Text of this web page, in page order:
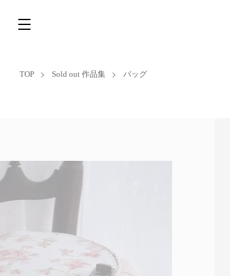
TOP Sold out 作品集 バッグ